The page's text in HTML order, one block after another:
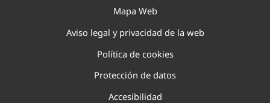
Mapa Web
Aviso legal y privacidad de la web
Política de cookies
Protección de datos
Accesibilidad